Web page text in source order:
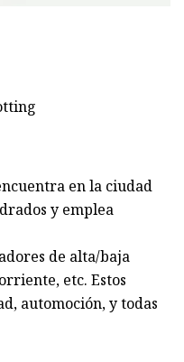
en la ciudad
y emplea
de alta/baja
etc. Estos
automoción, y todas